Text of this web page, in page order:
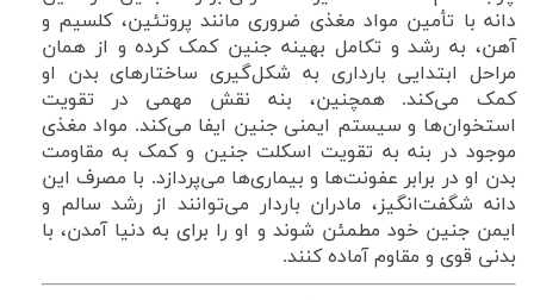
دانه با تأمین مواد مغذی ضروری مانند پروتئین، کلسیم و
آهن، به رشد و تکامل بهینه جنین کمک کرده و از همان
مراحل ابتدایی بارداری به شکل‌گیری ساختارهای بدن او
کمک می‌کند. همچنین، بنه نقش مهمی در تقویت
استخوان‌ها و سیستم ایمنی جنین ایفا می‌کند. مواد مغذی
موجود در بنه به تقویت اسکلت جنین و کمک به مقاومت
بدن او در برابر عفونت‌ها و بیماری‌ها می‌پردازد. با مصرف این
دانه شگفت‌انگیز، مادران باردار می‌توانند از رشد سالم و
ایمن جنین خود مطمئن شوند و او را برای به دنیا آمدن، با
بدنی قوی‌ و مقاوم‌ آماده کنند.